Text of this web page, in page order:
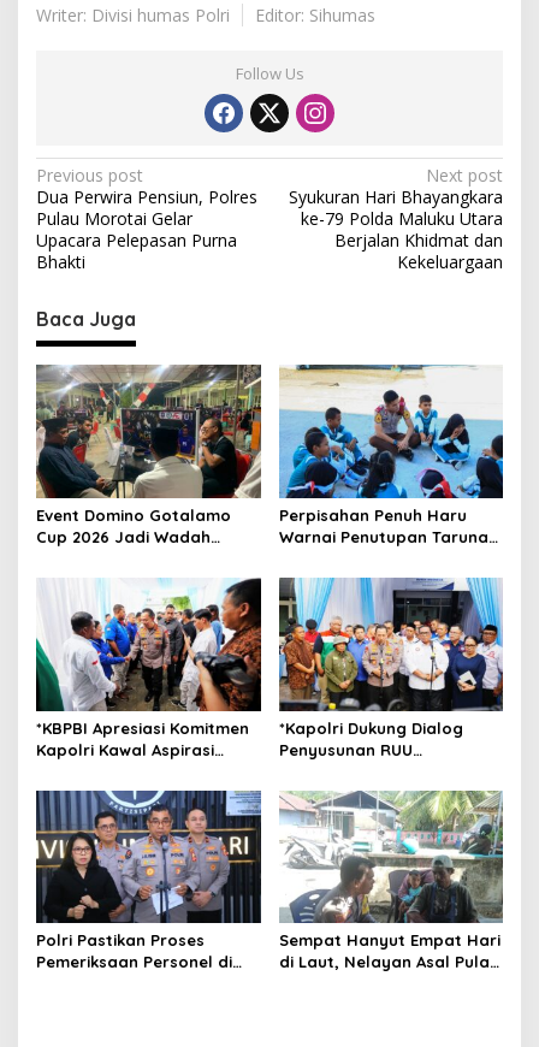
Writer: Divisi humas Polri Editor: Sihumas
Follow Us
P
o
s
n
a
v
i
g
a
t
i
o
Previous post
Dua Perwira Pensiun, Polres
Pulau Morotai Gelar
Upacara Pelepasan Purna
Bhakti
Next post
Syukuran Hari Bhayangkara
ke-79 Polda Maluku Utara
Berjalan Khidmat dan
Kekeluargaan
Baca Juga
Event Domino Gotalamo
Cup 2026 Jadi Wadah
Kebersamaan Masyarakat
Perpisahan Penuh Haru
Warnai Penutupan Taruna
Kepulauan
*KBPBI Apresiasi Komitmen
Kapolri Kawal Aspirasi
Ketenagakerjaan*
*Kapolri Dukung Dialog
Penyusunan RUU
Jembatan Aspirasi Buruh*
Polri Pastikan Proses
Pemeriksaan Personel di
Sempat Hanyut Empat Hari
di Laut, Nelayan Asal Pulau